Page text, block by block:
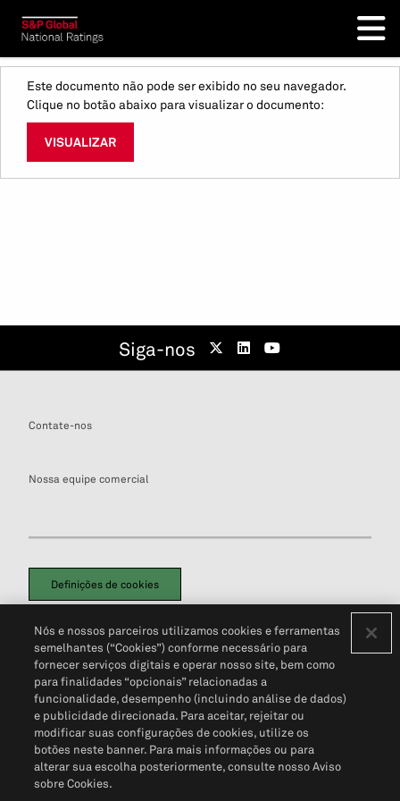
Este documento não pode ser exibido no seu navegador.
Clique no botão abaixo para visualizar o documento:
VISUALIZAR
Siga-nos
Contate-nos
Nossa equipe comercial
Definições de cookies
Política de PrivacidadePortal de privacidade do cliente (em inglês)
Não Venda Minhas Informações Pessoais© 2026 S&P Global
Nós e nossos parceiros utilizamos cookies e ferramentas
semelhantes (“Cookies”) conforme necessário para
fornecer serviços digitais e operar nosso site, bem como
para finalidades “opcionais” relacionadas a
funcionalidade, desempenho (incluindo análise de dados)
e publicidade direcionada. Para aceitar, rejeitar ou
modificar suas configurações de cookies, utilize os
botões neste banner. Para mais informações ou para
alterar sua escolha posteriormente, consulte nosso Aviso
sobre Cookies.